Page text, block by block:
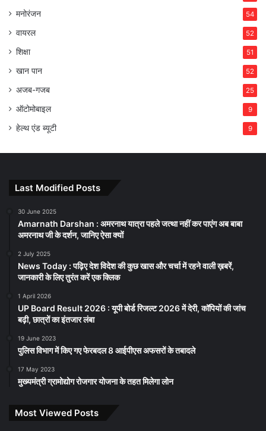
मनोरंजन 54
वायरल 52
शिक्षा 51
खान पान 52
अजब-गजब 25
ऑटोमोबाइल 9
हेल्थ एंड ब्यूटी 9
Last Modified Posts
30 June 2025
Amarnath Darshan : अमरनाथ यात्रा पहले जत्था नहीं कर पाएंग अब बाबा
अमरनाथ जी के दर्शन, जानिए ऐसा क्यों
2 July 2025
News Today : पढ़िए देश विदेश की कुछ खास और चर्चा में रहने वाली ख़बरें,
जानकारी के लिए तुरंत करें एक क्लिक
1 April 2026
UP Board Result 2026 : यूपी बोर्ड रिजल्ट 2026 में देरी, कॉपियों की जांच
बढ़ी, छात्रों का इंतजार लंबा
19 June 2023
पुलिस विभाग में किए गए फेरबदल 8 आईपीएस अफसरों के तबादले
17 May 2023
मुख्यमंत्री ग्रामोद्योग रोजगार योजना के तहत मिलेगा लोन
Most Viewed Posts